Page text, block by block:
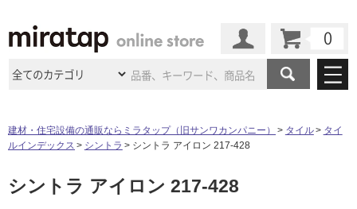
商品カテゴリ
キッチン
施工事例
施工事例 法人案件納入事例
ショールーム
建材・住宅設備の通販ならミラタップ（旧サンワカンパニー） タイル
タイ
ルインデックス
シントラ シントラ アイロン 217-428
シントラ アイロン 217-428